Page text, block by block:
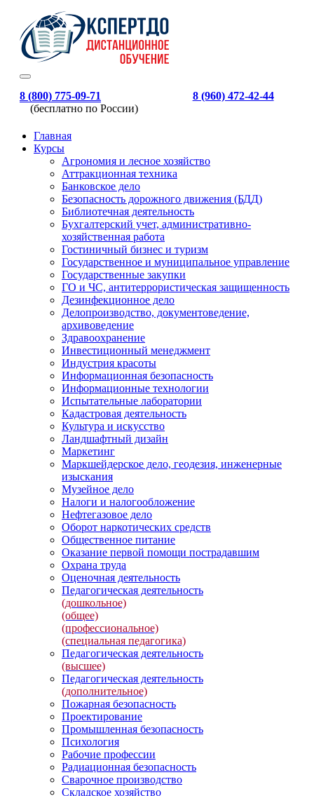
8 (800) 775-09-71
(бесплатно по России)
8 (960) 472-42-44
Главная
Курсы
Агрономия и лесное хозяйство
Аттракционная техника
Банковское дело
Безопасность дорожного движения (БДД)
Библиотечная деятельность
Бухгалтерский учет, административно-
хозяйственная работа
Гостиничный бизнес и туризм
Государственное и муниципальное управление
Государственные закупки
ГО и ЧС, антитеррористическая защищенность
Дезинфекционное дело
Делопроизводство, документоведение,
архивоведение
Здравоохранение
Инвестиционный менеджмент
Индустрия красоты
Информационная безопасность
Информационные технологии
Испытательные лаборатории
Кадастровая деятельность
Культура и искусство
Ландшафтный дизайн
Маркетинг
Маркшейдерское дело, геодезия, инженерные
изыскания
Музейное дело
Налоги и налогообложение
Нефтегазовое дело
Оборот наркотических средств
Общественное питание
Оказание первой помощи пострадавшим
Охрана труда
Оценочная деятельность
Педагогическая деятельность
(дошкольное)
(общее)
(профессиональное)
(специальная педагогика)
Педагогическая деятельность
(высшее)
Педагогическая деятельность
(дополнительное)
Пожарная безопасность
Проектирование
Промышленная безопасность
Психология
Рабочие профессии
Радиационная безопасность
Сварочное производство
Складское хозяйство